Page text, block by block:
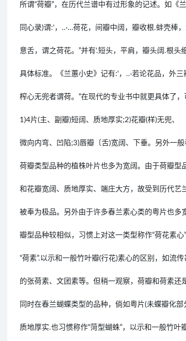
所谓“荷瓣”，在历代兰谱中有过形象的记述。如《
同心录)谓:‘，..·…荷花，间瓣中阔，瓣收根.蚌壳棒
意舌，谓之荷花。”并有‘.短头，平肩，瓣头阔.根头
具体标准。《兰蕙小史》记有:‘，..·若论花品，外三
榨心无兜者谓荷。”在现代的专业书中就更具体了，
1)4片(主、副瓣)短阔、质地厚实;2)花瓣(样)无兜、
微向内弯、凹陷;3)唇瓣〔舌)宽阔、下垂。另外一般
荷瓣类型品种的植株叶片也多为宽阔。由于荷瓣型
和花瓣宽阔、质地厚实、端庄大方，故受到历代艺
被奉为极品。另外由于许多春兰素心类的粤片也多
瓣型品种较相似，习惯上对这一类型称作“荷花素心
“荷素”.以示和一般竹叶瓣(行花)素心的区别，如流传
的张荷素、文团素等。但稍一观察，荷瓣和荷素还
同时在春兰蝴蝶类型的品种，倘如粤片(未蝶瓣化部
质地厚实.也习惯称作“菏型蝴蛛”，以示和一般竹叶